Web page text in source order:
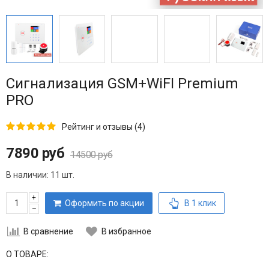
Сигнализация GSM+WiFI Premium
PRO
Рейтинг и отзывы (4)
7890 руб 14500 руб
В наличии: 11 шт.
+
–
Оформить по акции В 1 клик
В сравнение В избранное
О ТОВАРЕ: